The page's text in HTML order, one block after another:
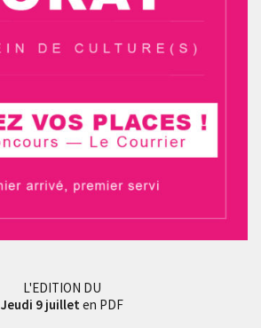
L'EDITION DU
Jeudi 9 juillet en PDF